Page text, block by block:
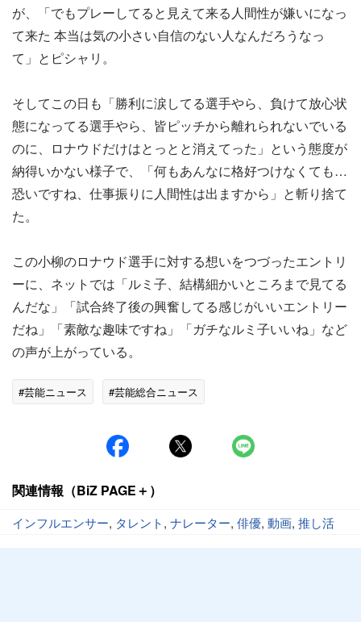
が、「でもプレーしてると見えて来る人間性が嫌いになっ
て来た 本当は気の小さい自信のない人なんだろうなっ
て」とピシャリ。
そしてこの日も「勝利に涙してる選手やら、負けて放心状
態になってる選手やら、皆ピッチから離れられないでいる
のに、ロナウドだけはとっとと消えてった」という態度が
納得いかない様子で、「何もあんなに格好つけなくても…
恐いですね、仕事振りに人間性は出ますから」と斬り捨て
た。
この小柳のロナウド選手に対する想いをつづったエントリ
ーに、ネットでは「ルミ子、結構細かいところまで見てる
んだな」「試合終了後の興奮してる感じがいいエントリー
だね」「素敵な趣味ですね」「ガチなルミ子いいね」など
の声が上がっている。
#芸能ニュース #芸能総合ニュース
関連情報（BiZ PAGE＋）
インフルエンサー, タレント, ナレーター, 俳優, 動画, 推し活